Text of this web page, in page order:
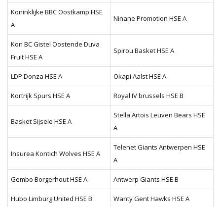
Koninklijke BBC Oostkamp HSE
A
Ninane Promotion HSE A
Kon BC Gistel Oostende Duva
Fruit HSE A
Spirou Basket HSE A
LDP Donza HSE A Okapi Aalst HSE A
Kortrijk Spurs HSE A Royal IV brussels HSE B
Basket Sijsele HSE A
Stella Artois Leuven Bears HSE
A
Insurea Kontich Wolves HSE A
Telenet Giants Antwerpen HSE
A
Gembo Borgerhout HSE A Antwerp Giants HSE B
Hubo Limburg United HSE B Wanty Gent Hawks HSE A